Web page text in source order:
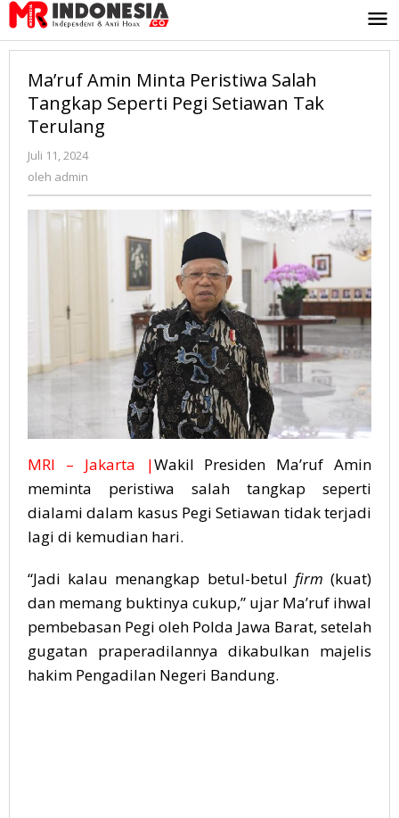
Lewati
ke
konten
Ma’ruf Amin Minta Peristiwa Salah
Tangkap Seperti Pegi Setiawan Tak
Terulang
Juli 11, 2024
oleh admin
MRI – Jakarta |Wakil Presiden Ma’ruf Amin
meminta peristiwa salah tangkap seperti
dialami dalam kasus Pegi Setiawan tidak terjadi
lagi di kemudian hari.
“Jadi kalau menangkap betul-betul firm (kuat)
dan memang buktinya cukup,” ujar Ma’ruf ihwal
pembebasan Pegi oleh Polda Jawa Barat, setelah
gugatan praperadilannya dikabulkan majelis
hakim Pengadilan Negeri Bandung.